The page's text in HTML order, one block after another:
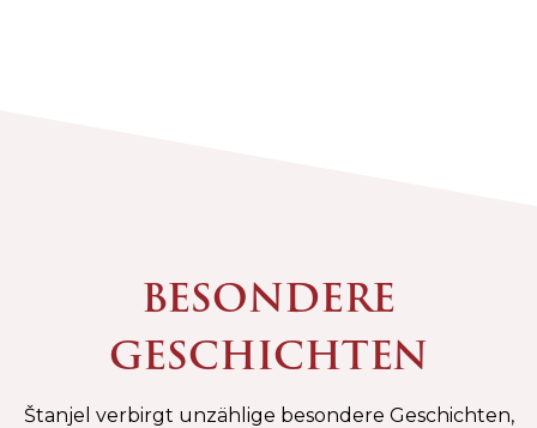
BESONDERE
GESCHICHTEN
Štanjel verbirgt unzählige besondere Geschichten,